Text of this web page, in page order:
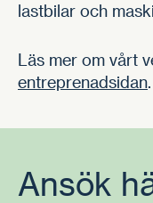
lastbilar och
Läs mer om vårt
entreprenadsidan
Ansök